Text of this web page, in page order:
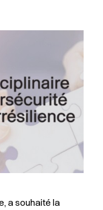
a souhaité la